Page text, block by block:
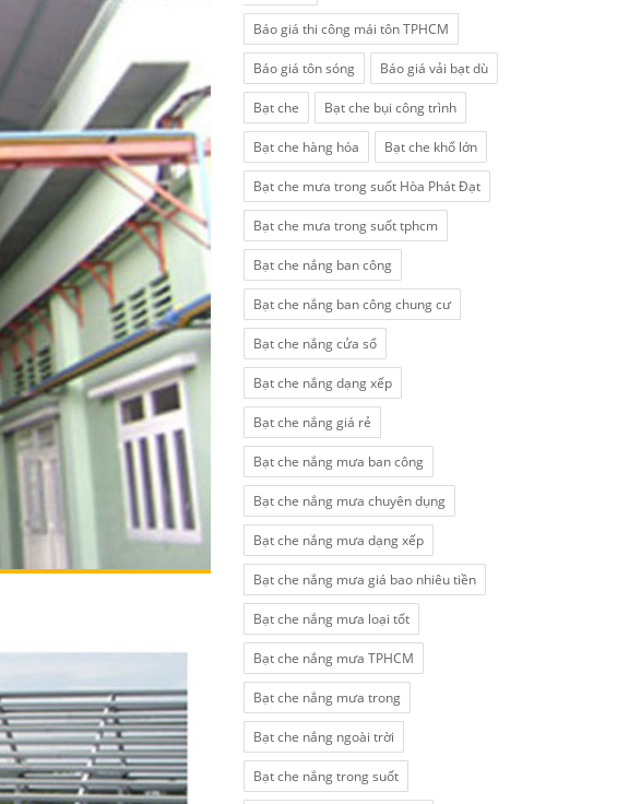
Báo giá thi công mái tôn TPHCM
Báo giá tôn sóng Báo giá vải bạt dù
Bạt che Bạt che bụi công trình
Bạt che hàng hóa Bạt che khổ lớn
Bạt che mưa trong suốt Hòa Phát Đạt
Bạt che mưa trong suốt tphcm
Bạt che nắng ban công
Bạt che nắng ban công chung cư
Bạt che nắng cửa sổ
Bạt che nắng dạng xếp
Bạt che nắng giá rẻ
Bạt che nắng mưa ban công
Bạt che nắng mưa chuyên dụng
Bạt che nắng mưa dạng xếp
Bạt che nắng mưa giá bao nhiêu tiền
Bạt che nắng mưa loại tốt
Bạt che nắng mưa TPHCM
Bạt che nắng mưa trong
Bạt che nắng ngoài trời
Bạt che nắng trong suốt